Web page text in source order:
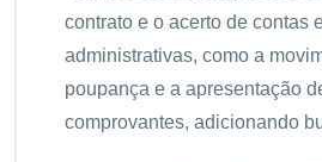
contrato e o acerto de contas
administrativas, como a
poupança e a apresentação
comprovantes, adicionando